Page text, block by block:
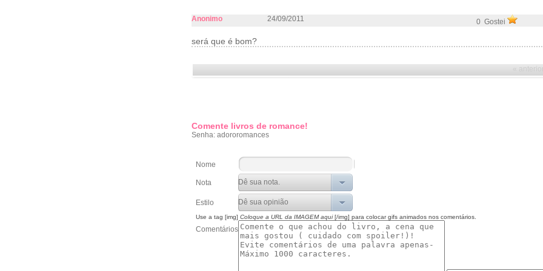
Anonimo 24/09/2011 0 Gostei
será que é bom?
« anterior
Comente livros de romance!
Senha: adororomances
Nome
Nota
Estilo
Use a tag [img] Coloque a URL da IMAGEM aqui[/img] para colocar gifs animados nos comentários.
Comentários